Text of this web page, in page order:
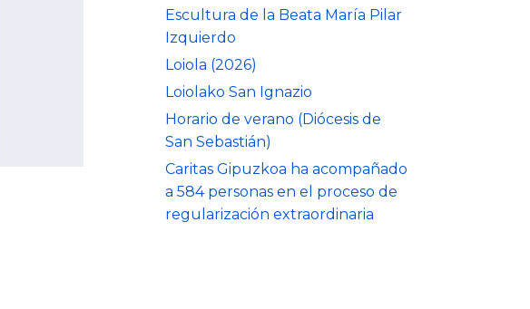
Escultura de la Beata María Pilar
Izquierdo
Loiola (2026)
Loiolako San Ignazio
Horario de verano (Diócesis de
San Sebastián)
Caritas Gipuzkoa ha acompañado
a 584 personas en el proceso de
regularización extraordinaria